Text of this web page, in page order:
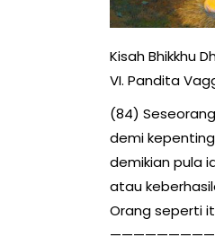
Kisah Bhikkhu
VI. Pandita
(84)
demi
demikian pula
atau
Orang seperti